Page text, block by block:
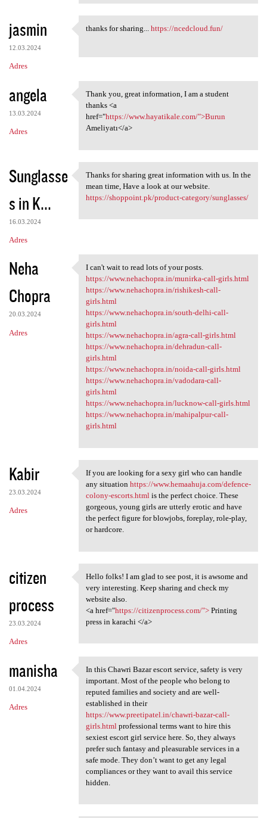
jasmin
12.03.2024
Adres
thanks for sharing... https:/
thanks for sharing... https://ncedcloud.fun/
angela
13.03.2024
Adres
Thank you, great information,
Thank you, great information, I am a student
thanks <a
href="https://www.hayatikale.com/">Burun
Ameliyatı</a>
Sunglasse
s in K...
16.03.2024
Adres
Thanks for sharing great
Thanks for sharing great information with us. In the
mean time, Have a look at our website.
https://shoppoint.pk/product-category/sunglasses/
Neha
Chopra
20.03.2024
Adres
I can't wait to read lots of
I can't wait to read lots of your posts.
https://www.nehachopra.in/munirka-call-girls.html
https://www.nehachopra.in/rishikesh-call-
girls.html
https://www.nehachopra.in/south-delhi-call-
girls.html
https://www.nehachopra.in/agra-call-girls.html
https://www.nehachopra.in/dehradun-call-
girls.html
https://www.nehachopra.in/noida-call-girls.html
https://www.nehachopra.in/vadodara-call-
girls.html
https://www.nehachopra.in/lucknow-call-girls.html
https://www.nehachopra.in/mahipalpur-call-
girls.html
Kabir
23.03.2024
Adres
If you are looking for a sexy
If you are looking for a sexy girl who can handle
any situation https://www.hemaahuja.com/defence-
colony-escorts.htmlis the perfect choice. These
gorgeous, young girls are utterly erotic and have
the perfect figure for blowjobs, foreplay, role-play,
or hardcore.
citizen
process
23.03.2024
Adres
Hello folks! I am glad to see
Hello folks! I am glad to see post, it is awsome and
very interesting. Keep sharing and check my
website also.
<a href="https://citizenprocess.com/">Printing
press in karachi </a>
manisha
01.04.2024
Adres
In this Chawri Bazar escort
In this Chawri Bazar escort service, safety is very
important. Most of the people who belong to
reputed families and society and are well-
established in their
https://www.preetipatel.in/chawri-bazar-call-
girls.html professional terms want to hire this
sexiest escort girl service here. So, they always
prefer such fantasy and pleasurable services in a
safe mode. They don’t want to get any legal
compliances or they want to avail this service
hidden.